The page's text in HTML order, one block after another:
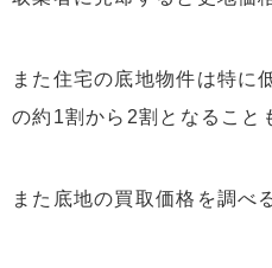
また住宅の底地物件は特に
の約1割から2割となること
また底地の買取価格を調べ